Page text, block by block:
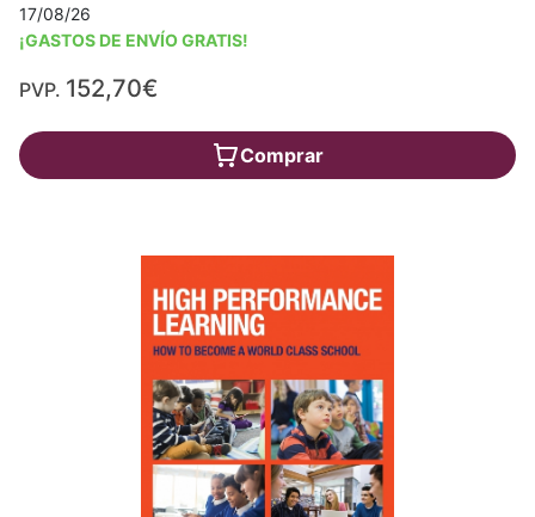
17/08/26
¡GASTOS DE ENVÍO GRATIS!
PVP. 152,70€
Comprar